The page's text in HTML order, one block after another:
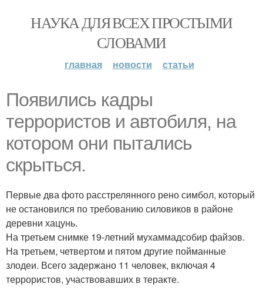
НАУКА ДЛЯ ВСЕХ ПРОСТЫМИ
СЛОВАМИ
главная новости статьи
Появились кадры
террористов и автобиля, на
котором они пытались
скрыться.
Первые два фото расстрелянного рено симбол, который
не остановился по требованию силовиков в районе
деревни хацунь.
На третьем снимке 19-летний мухаммадсобир файзов.
На третьем, четвертом и пятом другие пойманные
злодеи. Всего задержано 11 человек, включая 4
террористов, участвовавших в теракте.